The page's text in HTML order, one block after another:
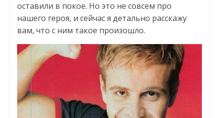
оставили в покое. Но это не совсем про
нашего героя, и сейчас я детально расскажу
вам, что с ним такое произошло.